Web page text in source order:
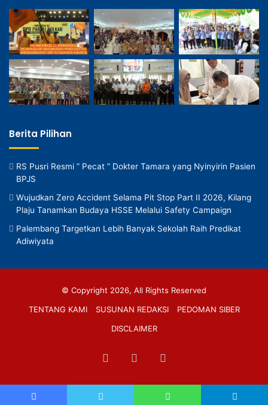
Berita Pilihan
RS Pusri Resmi ” Pecat ” Dokter Tamara yang Nyinyirin Pasien
BPJS
Wujudkan Zero Accident Selama Pit Stop Part II 2026, Kilang
Plaju Tanamkan Budaya HSSE Melalui Safety Campaign
Palembang Targetkan Lebih Banyak Sekolah Raih Predikat
Adiwiyata
© Copyright 2026, All Rights Reserved
TENTANG KAMI
SUSUNAN REDAKSI
PEDOMAN SIBER
DISCLAIMER
FacebookTikTok